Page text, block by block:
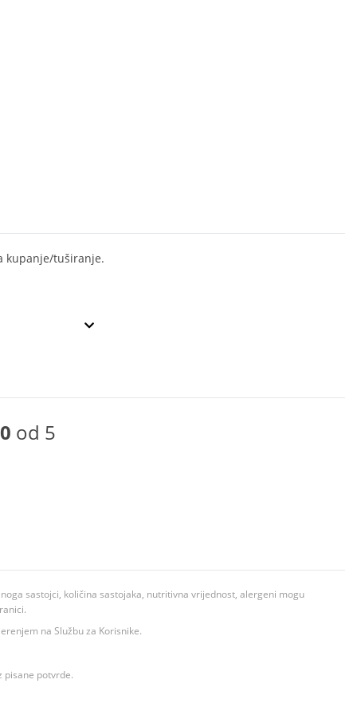
kupanje/tuširanje.
0 od 5
sastojci, količina sastojaka, nutritivna vrijednost, alergeni mogu
na Službu za Korisnike.
pisane potvrde.